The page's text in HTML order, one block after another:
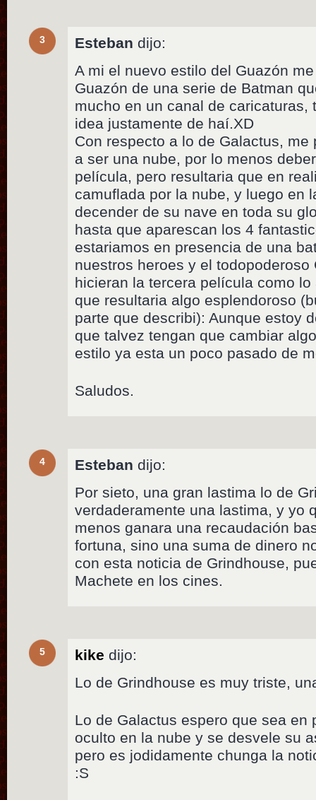
3 Esteban dijo:
A mi el nuevo estilo del Guazón
Guazón de una serie de Batman
mucho en un canal de caricaturas,
idea justamente de haí.XD
Con respecto a lo de Galactus,
a ser una nube, por lo menos
película, pero resultaria que en
camuflada por la nube, y luego en
decender de su nave en toda su
hasta que aparescan los 4
estariamos en presencia de una
nuestros heroes y el todopoderoso
hicieran la tercera película como
que resultaria algo esplendoroso
parte que describi): Aunque estoy
que talvez tengan que cambiar
estilo ya esta un poco pasado de
Saludos.
4 Esteban dijo:
Por sieto, una gran lastima lo de
verdaderamente una lastima, y yo
menos ganara una recaudación
fortuna, sino una suma de dinero
con esta noticia de Grindhouse,
Machete en los cines.
5 kike dijo:
Lo de Grindhouse es muy triste,
Lo de Galactus espero que sea en
oculto en la nube y se desvele su
pero es jodidamente chunga la
:S